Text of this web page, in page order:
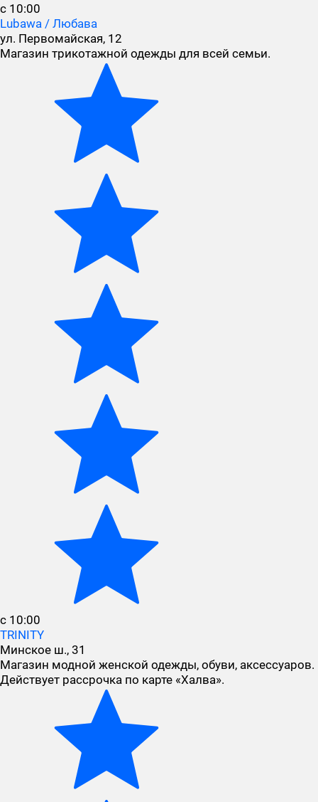
с 10:00
Lubawa / Любава
ул. Первомайская, 12
Магазин трикотажной одежды для всей семьи.
с 10:00
TRINITY
Минское ш., 31
Магазин модной женской одежды, обуви, аксессуаров.
Действует рассрочка по карте «Халва».